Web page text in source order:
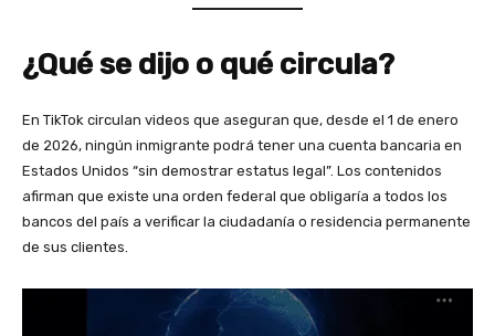
¿Qué se dijo o qué circula?
En TikTok circulan videos que aseguran que, desde el 1 de enero
de 2026, ningún inmigrante podrá tener una cuenta bancaria en
Estados Unidos “sin demostrar estatus legal”. Los contenidos
afirman que existe una orden federal que obligaría a todos los
bancos del país a verificar la ciudadanía o residencia permanente
de sus clientes.